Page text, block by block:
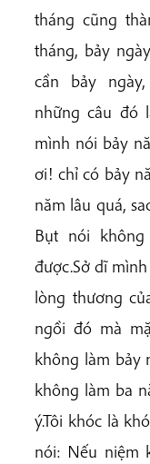
tháng cũng
tháng, bảy
cần bảy
những câu đó
mình nói bảy
ơi! chỉ có bảy
năm lâu quá,
Bụt nói
được.Sở dĩ
lòng thương
ngồi đó mà
không làm bảy
không làm ba
ý.Tôi khóc là
nói: Nếu niệm